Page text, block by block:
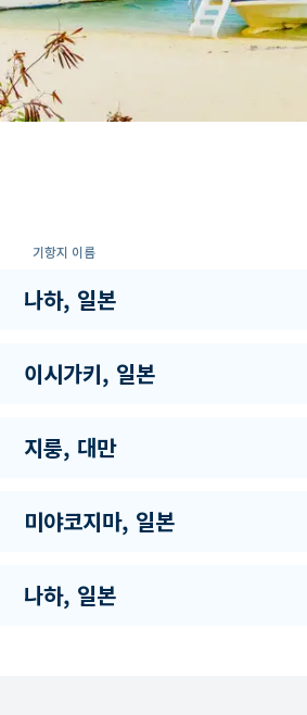
기항지 이름
나하, 일본
이시가키, 일본
지룽, 대만
미야코지마, 일본
나하, 일본